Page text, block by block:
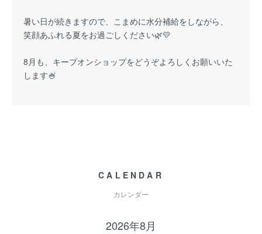
暑い日が続きますので、こまめに水分補給をしながら、
笑顔あふれる夏をお過ごしください🌿💛
8月も、キープオンショップをどうぞよろしくお願いいた
します🍧
CALENDAR
カレンダー
2026年8月